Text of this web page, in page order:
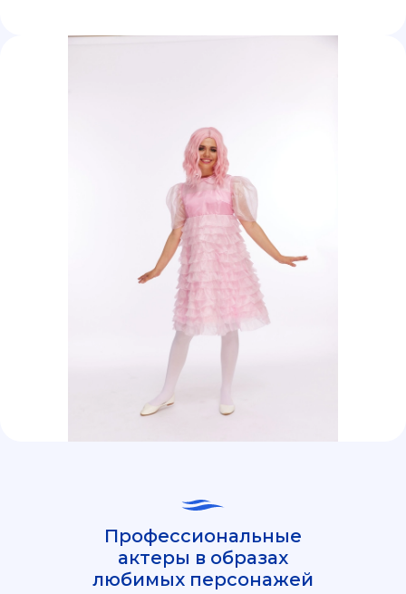
Профессиональные
актеры в образах
любимых персонажей